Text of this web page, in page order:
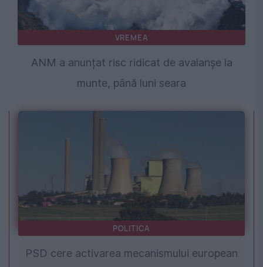
VREMEA
ANM a anunțat risc ridicat de avalanșe la
munte, până luni seara
POLITICA
PSD cere activarea mecanismului european